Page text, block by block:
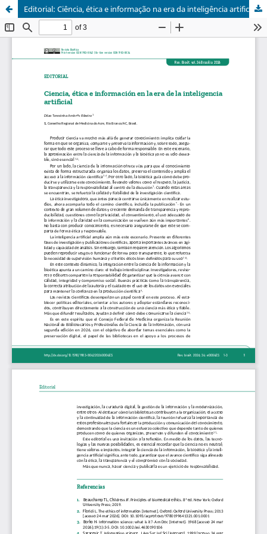
Editorial: Ciência, ética e informação na era da inteligência artificial